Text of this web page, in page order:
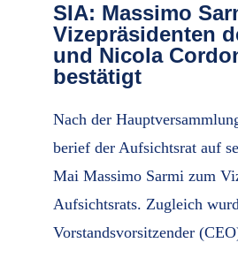
SIA: Massimo
Vizepräsidenten
und Nicola
bestätigt
Nach der
berief der Aufsichtsrat auf
Mai Massimo Sarmi zum
Aufsichtsrats. Zugleich
Vorstandsvorsitzender